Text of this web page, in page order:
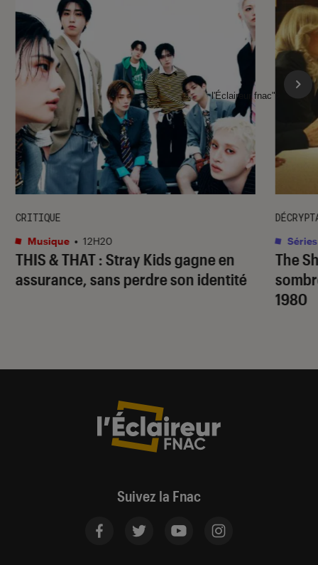
THIS & THAT: Stray Kids gagne en
assurance, sans perdre son identité
CRITIQUE
Musique • 12H20
The
1980
Séries
l'Éclaireur fnac">
Suivez la Fnac